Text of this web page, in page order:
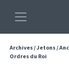
Archives/Jetons/
Ordres du Roi